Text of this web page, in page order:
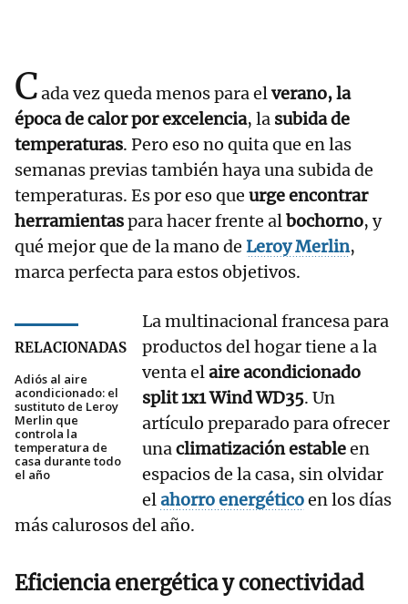
Cada vez queda menos para elverano, la
época de calor por excelencia, la subida de
temperaturas. Pero eso no quita que en las
semanas previas también haya una subida de
temperaturas. Es por eso que urge encontrar
herramientaspara hacer frente albochorno, y
qué mejor que de la mano de Leroy Merlin,
marca perfecta para estos objetivos.
RELACIONADAS
Adiós al aire
acondicionado: el
sustituto de Leroy
Merlin que
controla la
temperatura de
casa durante todo
el año
La multinacional francesa para
productos del hogar tiene a la
venta elaire acondicionado
split 1x1 Wind WD35. Un
artículo preparado para ofrecer
unaclimatización estableen
espacios de la casa, sin olvidar
elahorro energéticoen los días
más calurosos del año.
Eficiencia energética y conectividad